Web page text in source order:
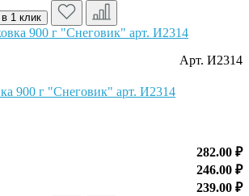
1 клик
Арт. И2314
900 г "Снеговик" арт. И2314
282.00 ₽
246.00 ₽
239.00 ₽